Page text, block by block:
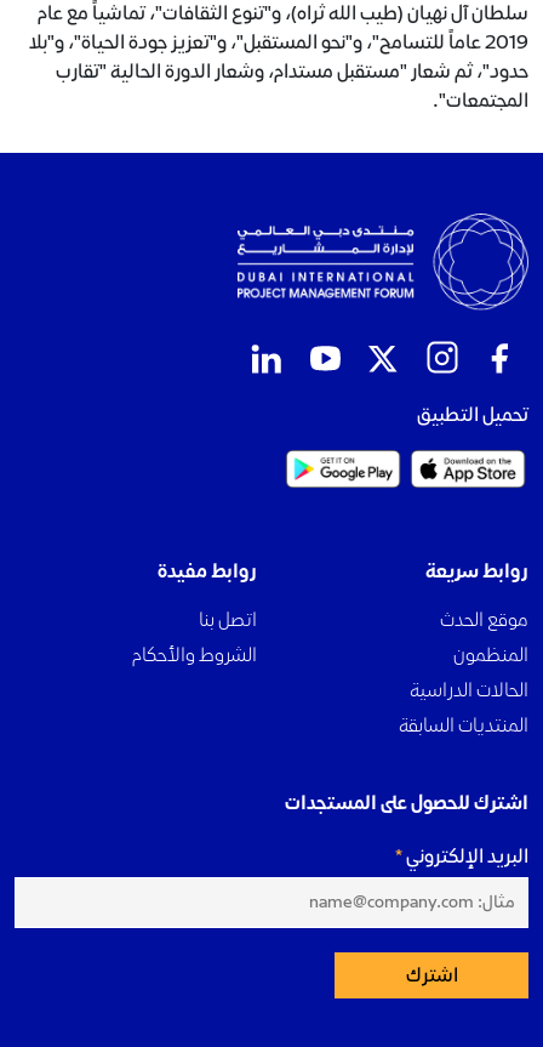
سلطان آل نهيان (طيب الله ثراه)، و"تنوع الثقافات"، تماشياً مع عام
2019 عاماً للتسامح"، و"نحو المستقبل"، و"تعزيز جودة الحياة"، و"بلا
حدود"، ثم شعار "مستقبل مستدام، وشعار الدورة الحالية "تقارب
المجتمعات".
تحميل التطبيق
روابط سريعة
موقع الحدث
المنظمون
الحالات الدراسية
المنتديات السابقة
روابط مفيدة
اتصل بنا
الشروط والأحكام
اشترك للحصول على المستجدات
البريد الإلكتروني
اشترك